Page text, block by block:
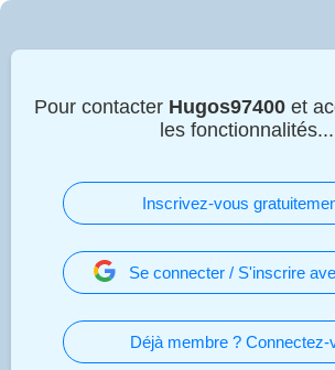
Pour contacter Hugos97400 et
les fonctionnalités...
Inscrivez-vous
Se connecter / S'inscrire
Déjà membre ? Connectez-